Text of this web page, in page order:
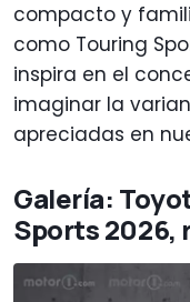
compacto y
como Touring
inspira en el
imaginar la
apreciadas en
Galería:
Sports 2026,